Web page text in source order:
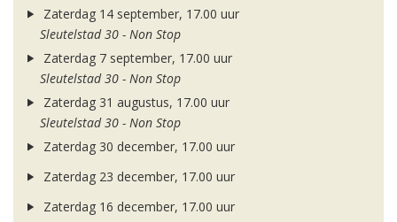
Zaterdag 14 september, 17.00 uur
Sleutelstad 30 - Non Stop
Zaterdag 7 september, 17.00 uur
Sleutelstad 30 - Non Stop
Zaterdag 31 augustus, 17.00 uur
Sleutelstad 30 - Non Stop
Zaterdag 30 december, 17.00 uur
Zaterdag 23 december, 17.00 uur
Zaterdag 16 december, 17.00 uur